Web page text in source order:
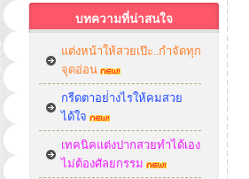
บทความที่น่าสนใจ
แต่งหน้าให้สวยเป๊ะ..กำจัดทุก
จุดอ่อน
กรีดตาอย่่างไรให้คมสวย
ได้ใจ
เทคนิคแต่งปากสวยทำได้เอง
ไม่ต้องศัลยกรรม